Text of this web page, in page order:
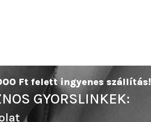
Ft felett ingyenes szállítás!
GYORSLINKEK: